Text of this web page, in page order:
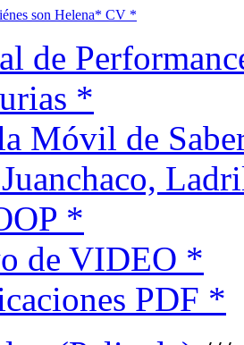
son Helena* CV *
de
*
Móvil de
*
de VIDEO *
PDF *